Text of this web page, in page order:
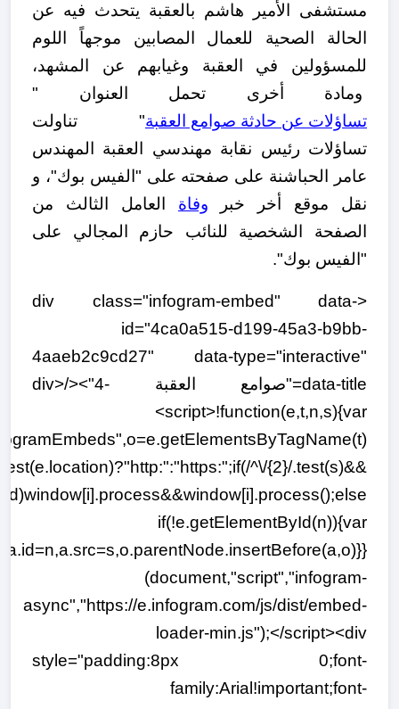
مستشفى الأمير هاشم بالعقبة يتحدث فيه عن
الحالة الصحية للعمال المصابين موجهاً اللوم
للمسؤولين في العقبة وغيابهم عن المشهد،
ومادة أخرى تحمل العنوان "
تساؤلات عن حادثة صوامع العقبة" تناولت
تساؤلات رئيس نقابة مهندسي العقبة المهندس
عامر الحباشنة على صفحته على "الفيس بوك"، و
نقل موقع أخر خبر وفاة العامل الثالث من
الصفحة الشخصية للنائب حازم المجالي على
"الفيس بوك".
<div class="infogram-embed" data-
id="4ca0a515-d199-45a3-b9bb-
4aaeb2c9cd27" data-type="interactive"
data-title="صوامع العقبة -4"></div>
<script>!function(e,t,n,s){var
^\/{2}/.test(s)&&
if(!e.getElementById(n)){var
(document,"script","infogram-
async","https://e.infogram.com/js/dist/embed-
loader-min.js");</script><div
style="padding:8px 0;font-
family:Arial!important;font-